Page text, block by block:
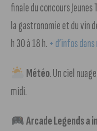
finale du concours
la gastronomie et du vin
h 30 à 18 h.+ d’infos
Météo. Un ciel
midi.
Arcade Legends a